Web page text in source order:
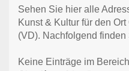
Sehen Sie hier alle
Kunst & Kultur für den
(VD). Nachfolgend
Keine Einträge im